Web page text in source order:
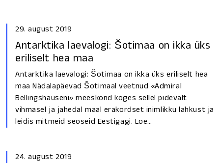
29. august 2019
Antarktika laevalogi: Šotimaa on ikka üks
eriliselt hea maa
Antarktika laevalogi: Šotimaa on ikka üks eriliselt hea
maa Nädalapäevad Šotimaal veetnud «Admiral
Bellingshauseni» meeskond koges sellel pidevalt
vihmasel ja jahedal maal erakordset inimlikku lahkust ja
leidis mitmeid seoseid Eestigagi. Loe…
24. august 2019